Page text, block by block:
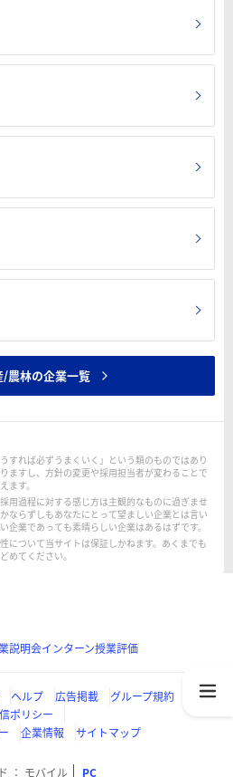
農林の企業一覧
すれば必ずうまくいく」という類のものではあり
ますし、方針の変更や採用担当者が変わることで
ます。
用過程に対する感じ方は主観的なものに過ぎませ
ならずしもあなたにとって望ましい企業とは言い
企業であっても素晴らしい企業はあるはずです。
について当サイトは保証しかねます。あくまでも
めてください。
説明会インターン授業評価
ヘルプ 広告掲載
グループ規約
ポリシー
企業情報 サイトマップ
モバイル PC